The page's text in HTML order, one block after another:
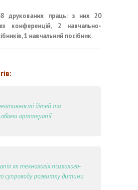
друкованих праць: з них 20
конференцій, 2 навчально-
1 навчальний посібник.
дітей та
арттерапії
як технологія психолого-
супроводу розвитку дитини